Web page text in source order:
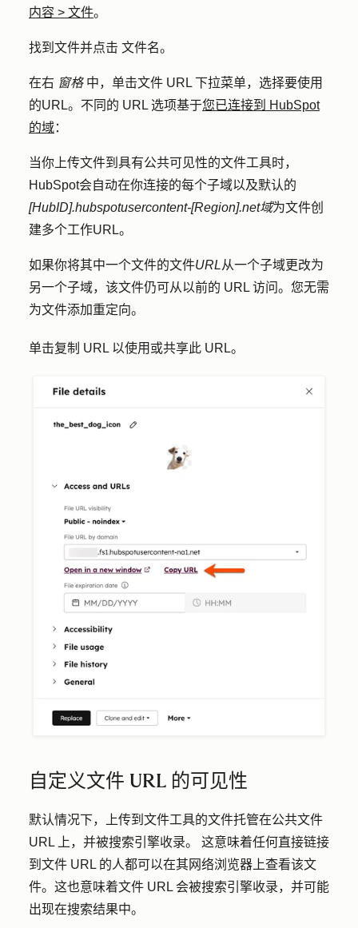
内容 > 文件。
找到文件并点击 文件名。
在右 窗格 中，单击文件 URL 下拉菜单，选择要使用
的URL。不同的 URL 选项基于您已连接到 HubSpot
的域：
当你上传文件到具有公共可见性的文件工具时，
HubSpot会自动在你连接的每个子域以及默认的
[HubID].hubspotusercontent-[Region].net域为文件创
建多个工作URL。
如果你将其中一个文件的文件URL从一个子域更改为
另一个子域，该文件仍可从以前的 URL 访问。您无需
为文件添加重定向。
单击复制 URL 以使用或共享此 URL。
自定义文件 URL 的可见性
默认情况下，上传到文件工具的文件托管在公共文件
URL 上，并被搜索引擎收录。 这意味着任何直接链接
到文件 URL 的人都可以在其网络浏览器上查看该文
件。这也意味着文件 URL 会被搜索引擎收录，并可能
出现在搜索结果中。